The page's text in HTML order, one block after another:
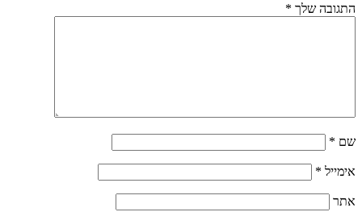
התגובה שלך *
שם *
אימייל *
אתר